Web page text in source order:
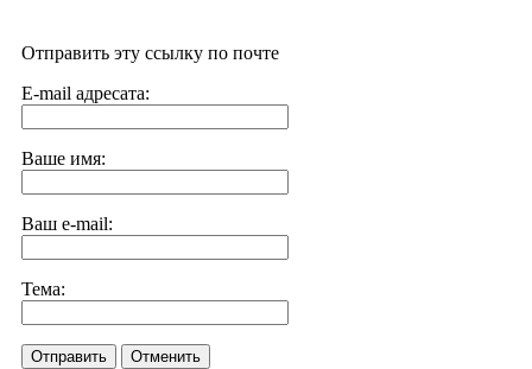
Отправить эту ссылку по почте
E-mail адресата:
Ваше имя:
Ваш e-mail:
Тема:
Отправить Отменить